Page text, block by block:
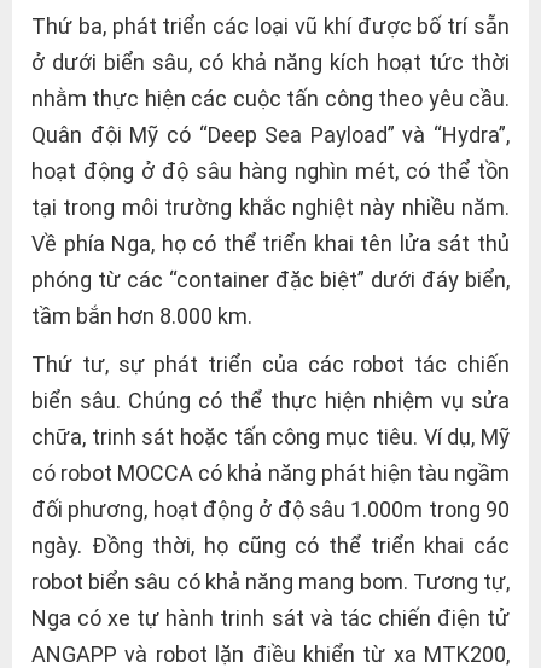
Thứ ba, phát triển các loại vũ khí được bố trí sẵn
ở dưới biển sâu, có khả năng kích hoạt tức thời
nhằm thực hiện các cuộc tấn công theo yêu cầu.
Quân đội Mỹ có “Deep Sea Payload” và “Hydra”,
hoạt động ở độ sâu hàng nghìn mét, có thể tồn
tại trong môi trường khắc nghiệt này nhiều năm.
Về phía Nga, họ có thể triển khai tên lửa sát thủ
phóng từ các “container đặc biệt” dưới đáy biển,
tầm bắn hơn 8.000 km.
Thứ tư, sự phát triển của các robot tác chiến
biển sâu. Chúng có thể thực hiện nhiệm vụ sửa
chữa, trinh sát hoặc tấn công mục tiêu. Ví dụ, Mỹ
có robot MOCCA có khả năng phát hiện tàu ngầm
đối phương, hoạt động ở độ sâu 1.000m trong 90
ngày. Đồng thời, họ cũng có thể triển khai các
robot biển sâu có khả năng mang bom. Tương tự,
Nga có xe tự hành trinh sát và tác chiến điện tử
ANGAPP và robot lặn điều khiển từ xa MTK200,